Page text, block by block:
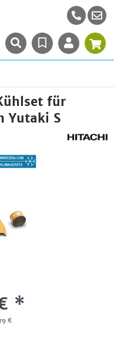
für
Yutaki S
*
€